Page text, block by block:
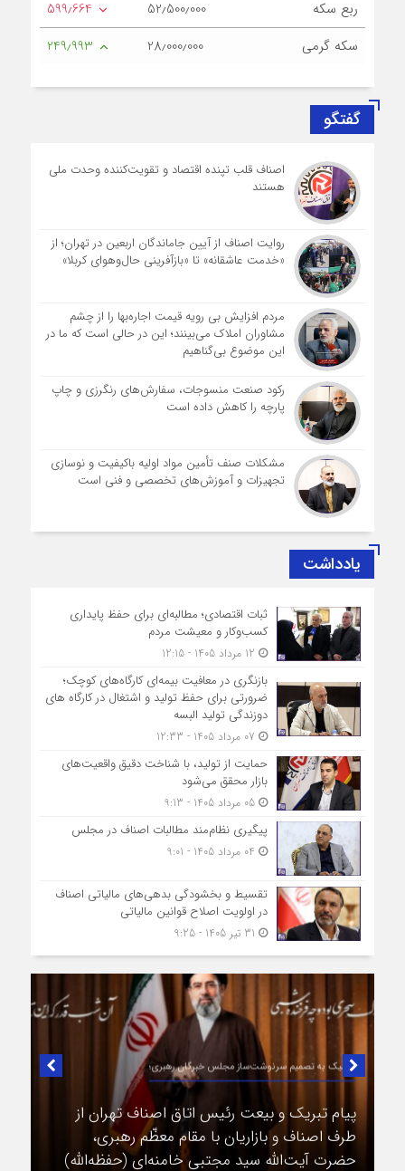
ربع سکه
52٫500٫000
599٫664
سکه گرمی
28٫000٫000 249٫993
گفتگو
اصناف قلب تپنده اقتصاد و تقویت‌کننده وحدت ملی
هستند
روایت اصناف از آیین جاماندگان اربعین در تهران؛ از
«خدمت عاشقانه» تا «بازآفرینی حال‌وهوای کربلا»
مردم افزایش بی رویه قیمت اجاره‌بها را از چشم
مشاوران املاک می‌بینند؛ این در حالی است که ما در
این موضوع بی‌گناهیم
رکود صنعت منسوجات، سفارش‌های رنگرزی و چاپ
پارچه را کاهش داده است
مشکلات صنف تأمین مواد اولیه باکیفیت و نوسازی
تجهیزات و آموزش‌های تخصصی و فنی است
یادداشت
ثبات اقتصادی؛ مطالبه‌ای برای حفظ پایداری
کسب‌وکار و معیشت مردم
بازنگری در معافیت بیمه‌ای کارگاه‌های کوچک؛
ضرورتی برای حفظ تولید و اشتغال در کارگاه های
دوزندگی تولید البسه
حمایت از تولید، با شناخت دقیق واقعیت‌های
بازار محقق می‌شود
05 مرداد 1405 - 9:13
پیگیری نظام‌مند مطالبات اصناف در مجلس
تقسیط و بخشودگی بدهی‌های مالیاتی اصناف
در اولویت اصلاح قوانین مالیاتی
در لبیک به تصمیم سرنوشت‌ساز مجلس خبرگان رهبری؛
پیام تبریک و بیعت رئیس اتاق اصناف تهران از
طرف اصناف و بازاریان با مقام معظّم رهبری،
حضرت آیت‌الله سید مجتبی خامنه‌ای (حفظه‌الله)